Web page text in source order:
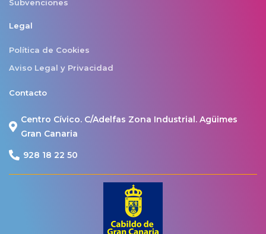
Subvenciones
Legal
Política de Cookies
Aviso Legal y Privacidad
Contacto
Centro Cívico. C/Adelfas Zona Industrial. Agüimes
Gran Canaria
928 18 22 50